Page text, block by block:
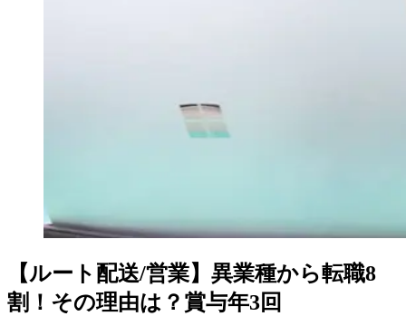
【ルート配送/営業】異業種から転職8
割！その理由は？賞与年3回